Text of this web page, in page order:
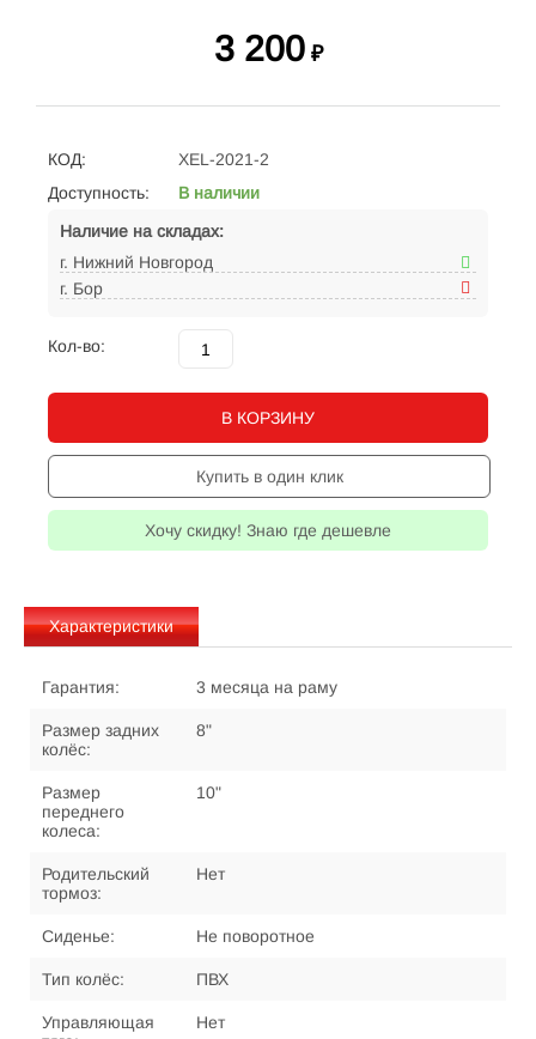
3 200 ₽
КОД:
XEL-2021-2
Доступность:
В наличии
Наличие на складах:
г. Нижний Новгород
г. Бор
Кол-во:
В КОРЗИНУ
Купить в один клик
Хочу скидку! Знаю где дешевле
Характеристики
Гарантия: 3 месяца на раму
Размер задних
колёс:
8"
Размер
переднего
колеса:
10"
Родительский
тормоз:
Нет
Сиденье: Не поворотное
Тип колёс: ПВХ
Управляющая
Нет